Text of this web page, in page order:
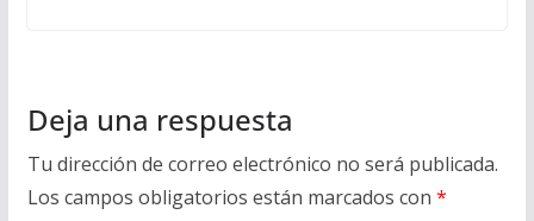
Deja una respuesta
Tu dirección de correo electrónico no será publicada.
Los campos obligatorios están marcados con *